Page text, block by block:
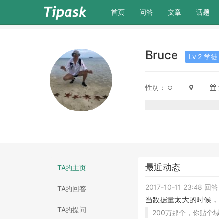
首页(current)
问答 文章 话题
Bruce Lv.2 学徒
性别：
TA的主页
TA的回答
TA的提问
最近动态
2017-10-11 23:48 回
当数据量太大的时候
200万那个，你贴个